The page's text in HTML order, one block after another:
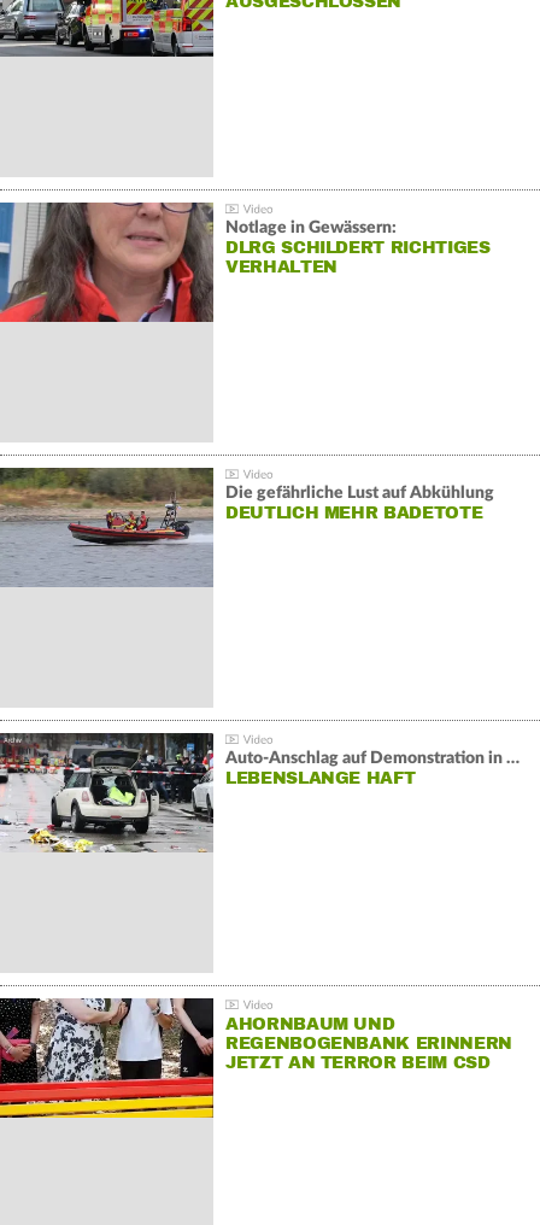
Notlage in Gewässern:
DLRG SCHILDERT RICHTIGES
VERHALTEN
Die gefährliche Lust auf Abkühlung
DEUTLICH MEHR BADETOTE
Auto-Anschlag auf Demonstration in München:
LEBENSLANGE HAFT
AHORNBAUM UND
REGENBOGENBANK ERINNERN
JETZT AN TERROR BEIM CSD